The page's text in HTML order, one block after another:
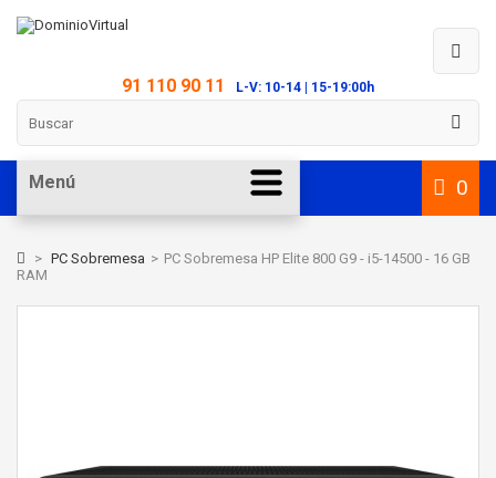
91 110 90 11 L-V: 10-14 | 15-19:00h
0
Menú
> PC Sobremesa > PC Sobremesa HP Elite 800 G9 - i5-14500 - 16 GB
RAM